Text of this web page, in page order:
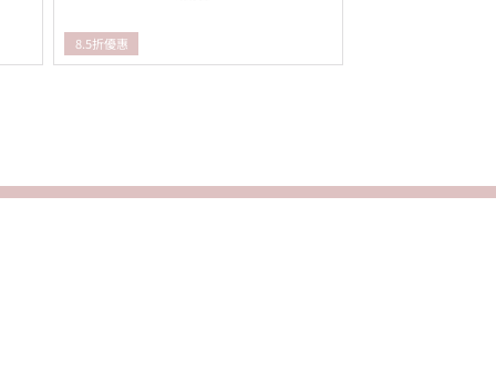
8.5折優惠